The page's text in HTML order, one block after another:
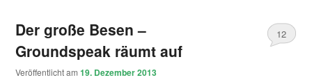
Der große Besen –
Groundspeak räumt auf
Veröffentlicht am19. Dezember 2013
12